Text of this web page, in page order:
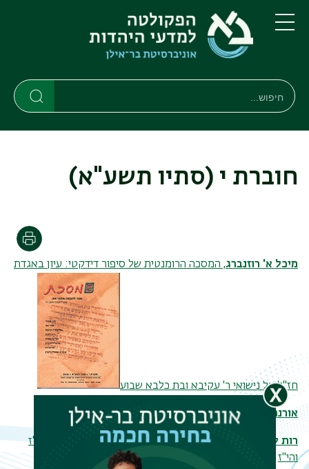
דילוג
לתוכן
העיקרי
דילוג
לתפריט
ניווט
ראשי
תפריט
חיפוש
חיפוש
חוברת י (סתיו תשע"א)
מיכל א' רוזנברג, המסכה הרומנטית של סיפור דידקטי: עיון באגדת
חז"ל על נישואי ר' עקיבא ובת כלבא שבוע
אורנה רז , 'אף הן היו באותו הנס' – בימים ההם ובזמן הזה
רות למדן
, ידיעות על נשים ומשפחות יהודיות בעזה במאות הט"ז
והי"ז